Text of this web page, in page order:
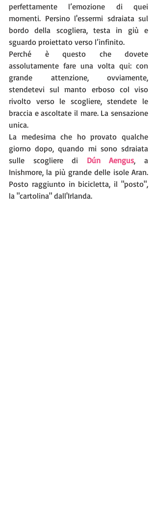
perfettamente l’emozione di quei
momenti. Persino l'essermi sdraiata sul
bordo della scogliera, testa in giù e
sguardo proiettato verso l’infinito.
Perché è questo che dovete
assolutamente fare una volta qui: con
grande attenzione, ovviamente,
stendetevi sul manto erboso col viso
rivolto verso le scogliere, stendete le
braccia e ascoltate il mare. La sensazione
unica.
La medesima che ho provato qualche
giorno dopo, quando mi sono sdraiata
sulle scogliere di Dún Aengus, a
Inishmore, la più grande delle isole Aran.
Posto raggiunto in bicicletta, il "posto",
la "cartolina" dall'Irlanda.